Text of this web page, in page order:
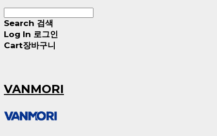
Search 검색
Log In 로그인
Cart장바구니
VANMORI